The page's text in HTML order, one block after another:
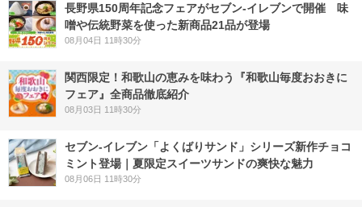
長野県150周年記念フェアがセブン-イレブンで開催 味
噌や伝統野菜を使った新商品21品が登場
08月04日 11時30分
関西限定！和歌山の恵みを味わう『和歌山毎度おおきに
フェア』全商品徹底紹介
08月03日 11時30分
セブン‐イレブン「よくばりサンド」シリーズ新作チョコ
ミント登場｜夏限定スイーツサンドの爽快な魅力
08月06日 11時30分